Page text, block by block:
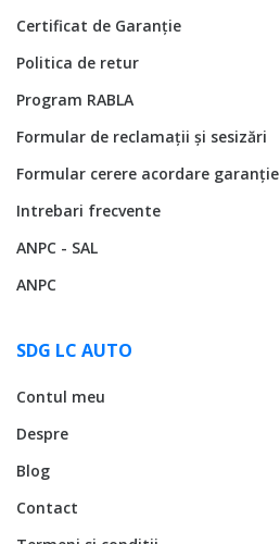
Certificat de Garanție
Politica de retur
Program RABLA
Formular de reclamații și sesizări
Formular cerere acordare garanție
Intrebari frecvente
ANPC - SAL
ANPC
SDG LC AUTO
Contul meu
Despre
Blog
Contact